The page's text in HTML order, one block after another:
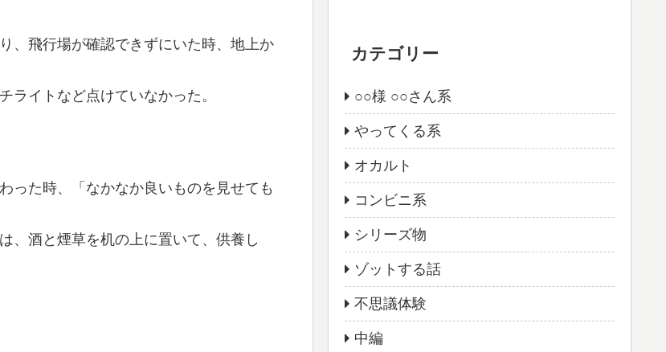
、飛行場が確認できずにいた時、地上か
ライトなど点けていなかった。
った時、「なかなか良いものを見せても
、酒と煙草を机の上に置いて、供養し
カテゴリー
○○様 ○○さん系
やってくる系
オカルト
コンビニ系
シリーズ物
ゾットする話
不思議体験
中編